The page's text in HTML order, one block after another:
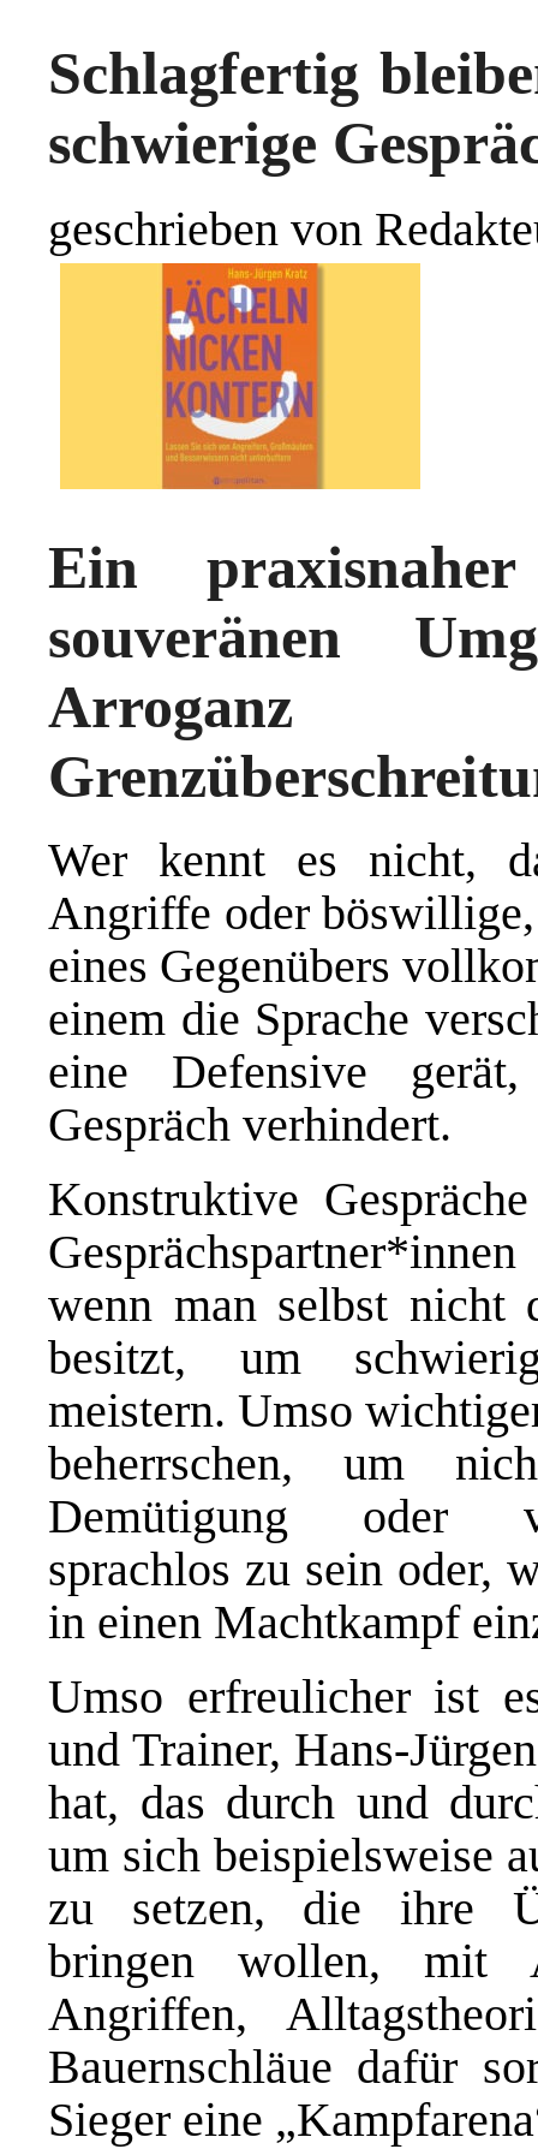
Schlagfertig
schwierige
geschrieben von
Ein
souveränen
Arroganz
Wer kennt es nicht,
Angriffe oder
eines Gegenübers
einem die Sprache
eine Defensive
Gespräch verhindert.
Konstruktive
wenn man selbst nicht
besitzt, um
meistern. Umso
beherrschen, um
Demütigung oder
sprachlos zu sein oder,
in einen Machtkampf
Umso erfreulicher ist
und Trainer, Hans-
hat, das durch und
um sich beispielsweise
zu setzen, die ihre
bringen wollen, mit
Angriffen,
Bauernschläue dafür
Sieger eine